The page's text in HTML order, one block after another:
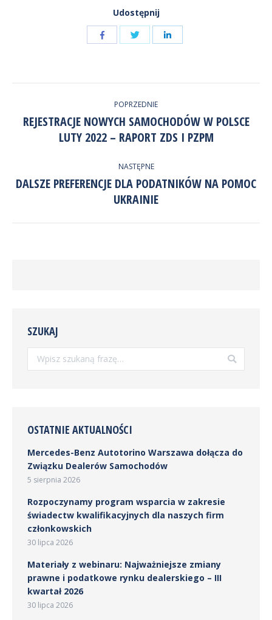
Udostępnij
Udostępnij
przez
Twitter
Udostępnij
WPISÓW
POPRZEDNIE
Poprzedni
wpis:
REJESTRACJE NOWYCH SAMOCHODÓW W POLSCE
LUTY 2022 – RAPORT ZDS I PZPM
NASTĘPNE
Następny
wpis:
DALSZE PREFERENCJE DLA PODATNIKÓW NA POMOC
UKRAINIE
SZUKAJ
OSTATNIE AKTUALNOŚCI
Mercedes-Benz Autotorino Warszawa dołącza do
Związku Dealerów Samochodów
5 sierpnia 2026
Rozpoczynamy program wsparcia w zakresie
świadectw kwalifikacyjnych dla naszych firm
członkowskich
30 lipca 2026
Materiały z webinaru: Najważniejsze zmiany
prawne i podatkowe rynku dealerskiego – III
kwartał 2026
30 lipca 2026